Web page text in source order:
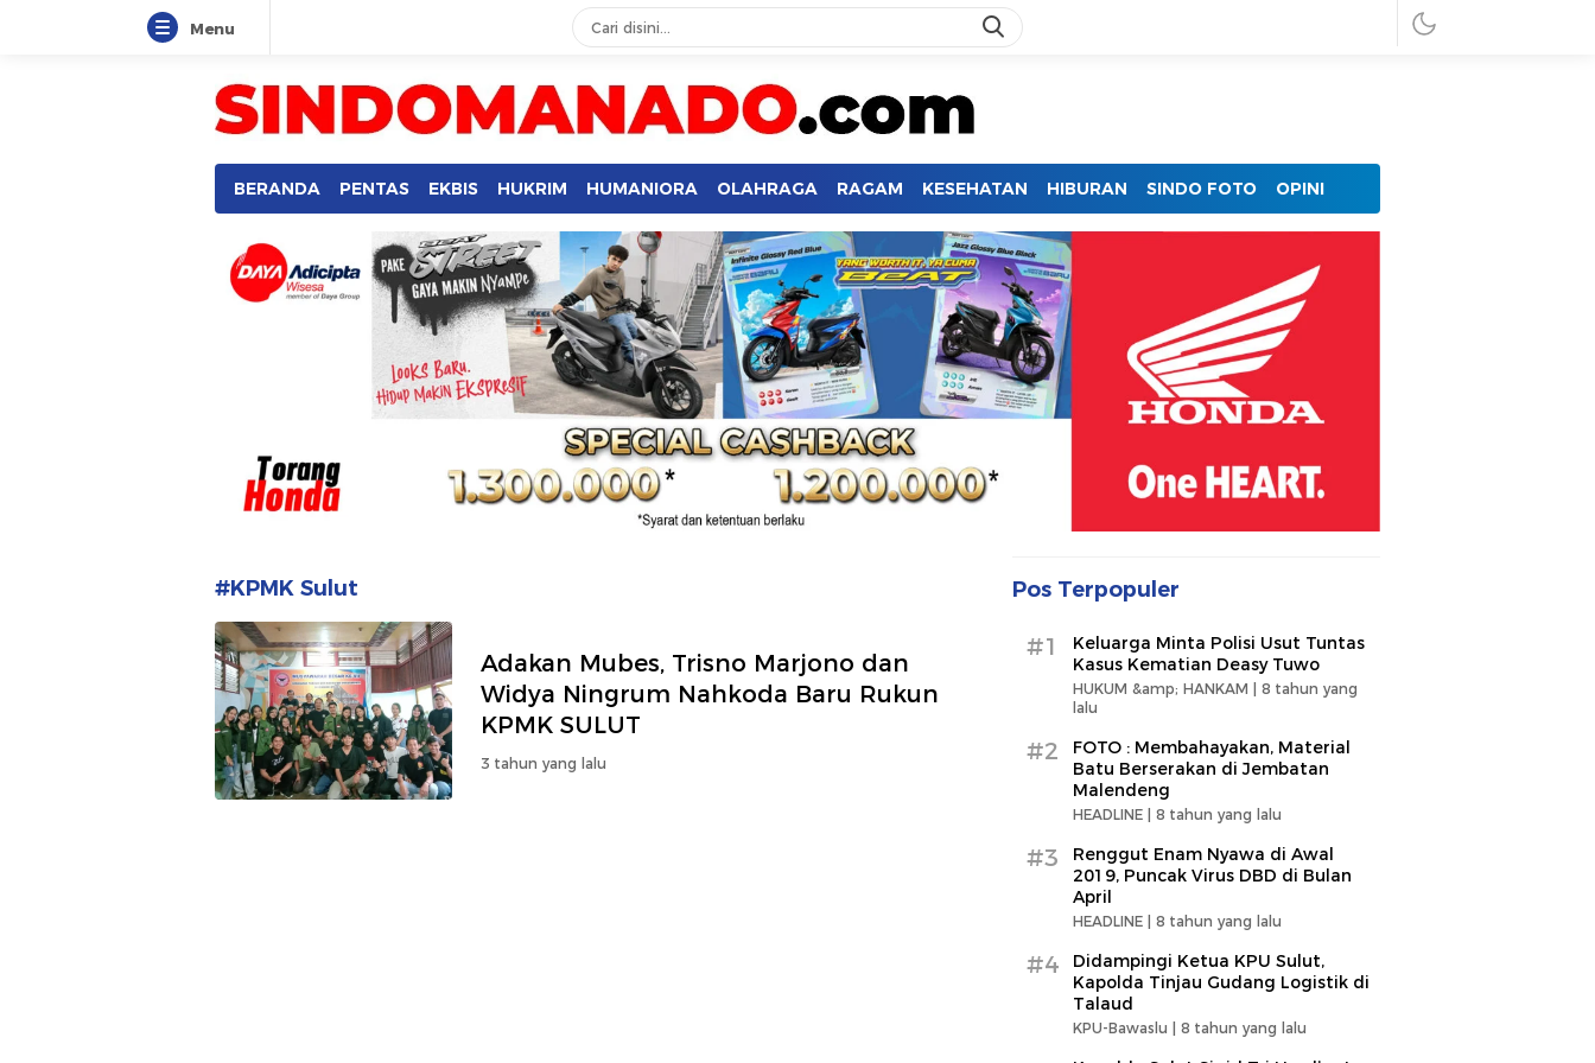
Menu
SINDOMANADO
Informatif dan Edukatif
BERANDA PENTAS EKBIS HUKRIM HUMANIORA OLAHRAGA RAGAM KESEHATAN HIBURAN SINDO FOTO OPINI
#KPMK Sulut
Adakan Mubes, Trisno Marjono dan
Widya Ningrum Nahkoda Baru Rukun
KPMK SULUT
3 tahun yang lalu
Pos Terpopuler
#1
Keluarga Minta Polisi Usut Tuntas
Kasus Kematian Deasy Tuwo
HUKUM &amp; HANKAM | 8 tahun yang
lalu
#2
FOTO : Membahayakan, Material
Batu Berserakan di Jembatan
Malendeng
HEADLINE | 8 tahun yang lalu
#3
Renggut Enam Nyawa di Awal
2019, Puncak Virus DBD di Bulan
April
HEADLINE | 8 tahun yang lalu
#4
Didampingi Ketua KPU Sulut,
Kapolda Tinjau Gudang Logistik di
Talaud
KPU-Bawaslu | 8 tahun yang lalu